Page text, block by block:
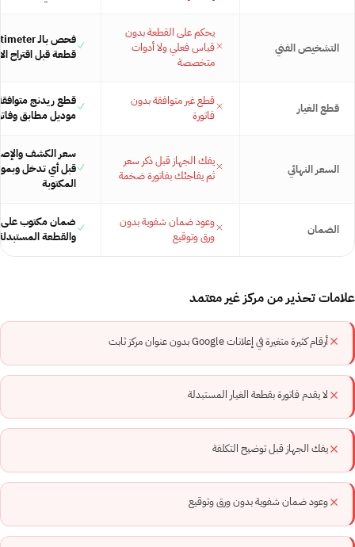
التشخيص الفني
يحكم على القطعة بدون
قياس فعلي ولا أدوات
متخصصة
قطعة قبل اقتراح
قطع الغيار
قطع غير متوافقة بدون
فاتورة
قطع ريدنج
موديل مطابق
السعر النهائي
يفك الجهاز قبل ذكر سعر
ثم يفاجئك بفاتورة ضخمة
سعر الكشف
قبل أي تدخل
المكتوبة
الضمان
وعود ضمان شفوية بدون
ورق وتوقيع
ضمان مكتوب على
والقطعة
علامات تحذير من مركز غير معتمد
أرقام كثيرة متغيرة في إعلانات Google بدون عنوان مركز ثابت
لا يقدم فاتورة بقطعة الغيار المستبدلة
يفك الجهاز قبل توضيح التكلفة
وعود ضمان شفوية بدون ورق وتوقيع